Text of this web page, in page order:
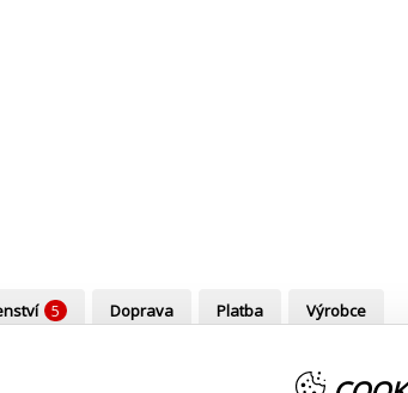
5 Doprava Platba Výrobce